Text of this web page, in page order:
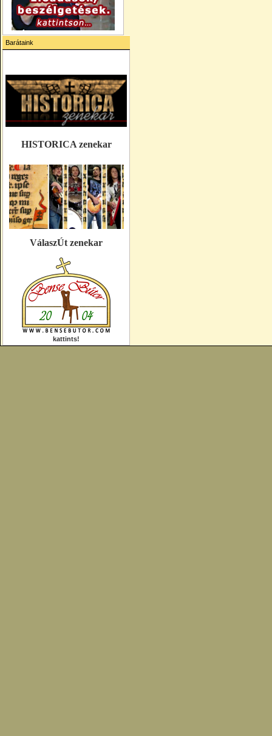
Barátaink
HISTORICA zenekar
VálaszÚt zenekar
kattints!